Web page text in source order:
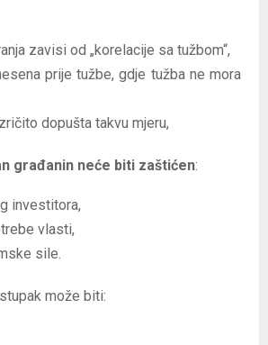
zavisi od „korelacije sa tužbom“,
prije tužbe, gdje tužba ne mora
dopušta takvu mjeru,
građanin neće biti zaštićen:
investitora,
vlasti,
sile.
može biti: